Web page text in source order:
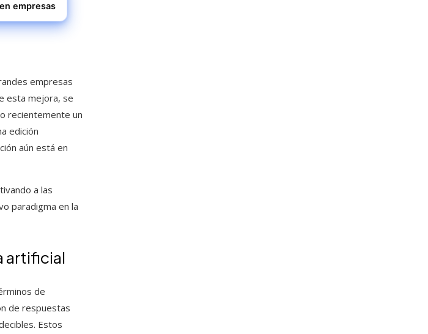
empresas
empresas
esta mejora, se
recientemente un
edición
aún está en
a las
paradigma en la
artificial
de
de respuestas
Estos